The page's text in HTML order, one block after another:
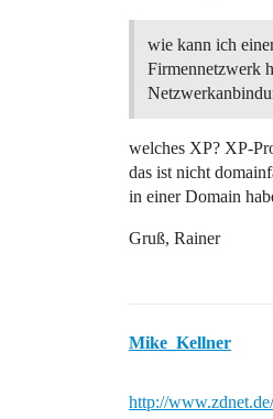
wie kann ich
Firmennetzwerk
welches XP? XP-
das ist nicht
in einer Domain
Gruß, Rainer
Mike_Kellner
http://